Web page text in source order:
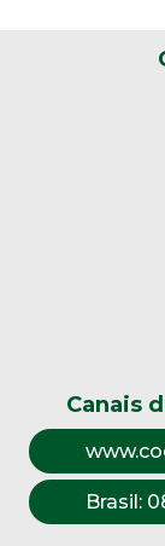
Canais
Brasil: